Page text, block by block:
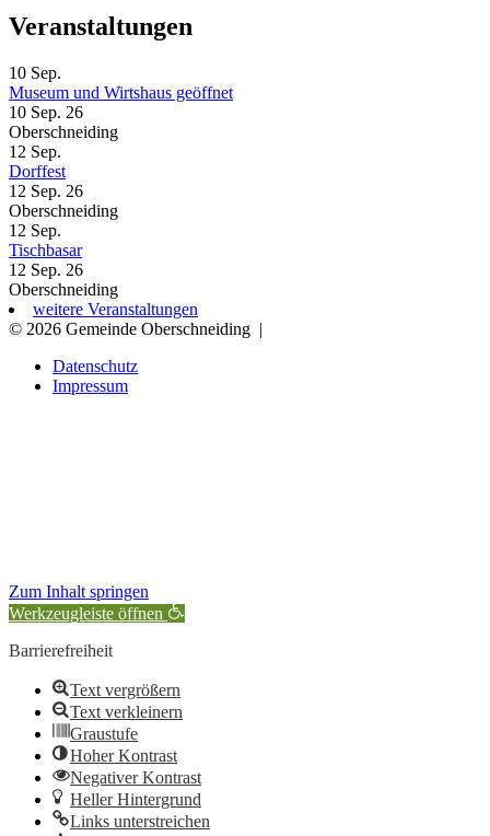
Veranstaltungen
10 Sep.
Museum und Wirtshaus geöffnet
10 Sep. 26
Oberschneiding
12 Sep.
Dorffest
12 Sep. 26
Oberschneiding
12 Sep.
Tischbasar
12 Sep. 26
Oberschneiding
weitere Veranstaltungen
© 2026 Gemeinde Oberschneiding |
Datenschutz
Impressum
Zum Inhalt springen
Werkzeugleiste öffnen
Barrierefreiheit
Text vergrößern
Text verkleinern
Graustufe
Hoher Kontrast
Negativer Kontrast
Heller Hintergrund
Links unterstreichen